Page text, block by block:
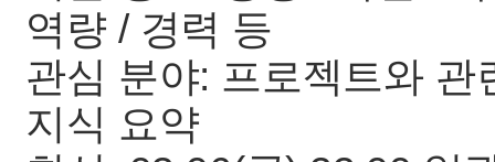
역량 / 경력 등
관심 분야: 프로젝트와
지식 요약